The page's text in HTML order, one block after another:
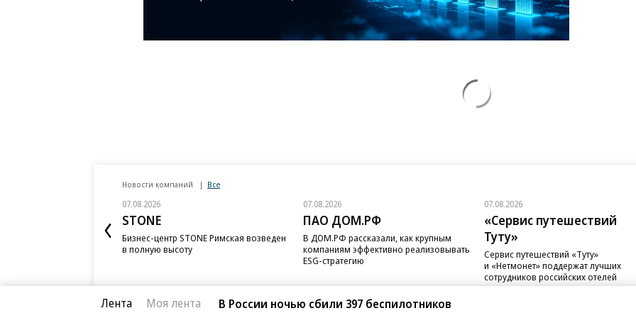
Новости компаний Все
07.08.2026
STONE
Бизнес-центр STONE Римская возведен
в полную высоту
07.08.2026
ПАО ДОМ.РФ
В ДОМ.РФ рассказали, как крупным
компаниям эффективно реализовывать
ESG-стратегию
07.08.2026
«Сервис путешествий
Туту»
Сервис путешествий «Туту»
и «Нетмонет» поддержат лучших
сотрудников российских отелей
Лента Моя лента В России ночью сбили 397 беспилотников